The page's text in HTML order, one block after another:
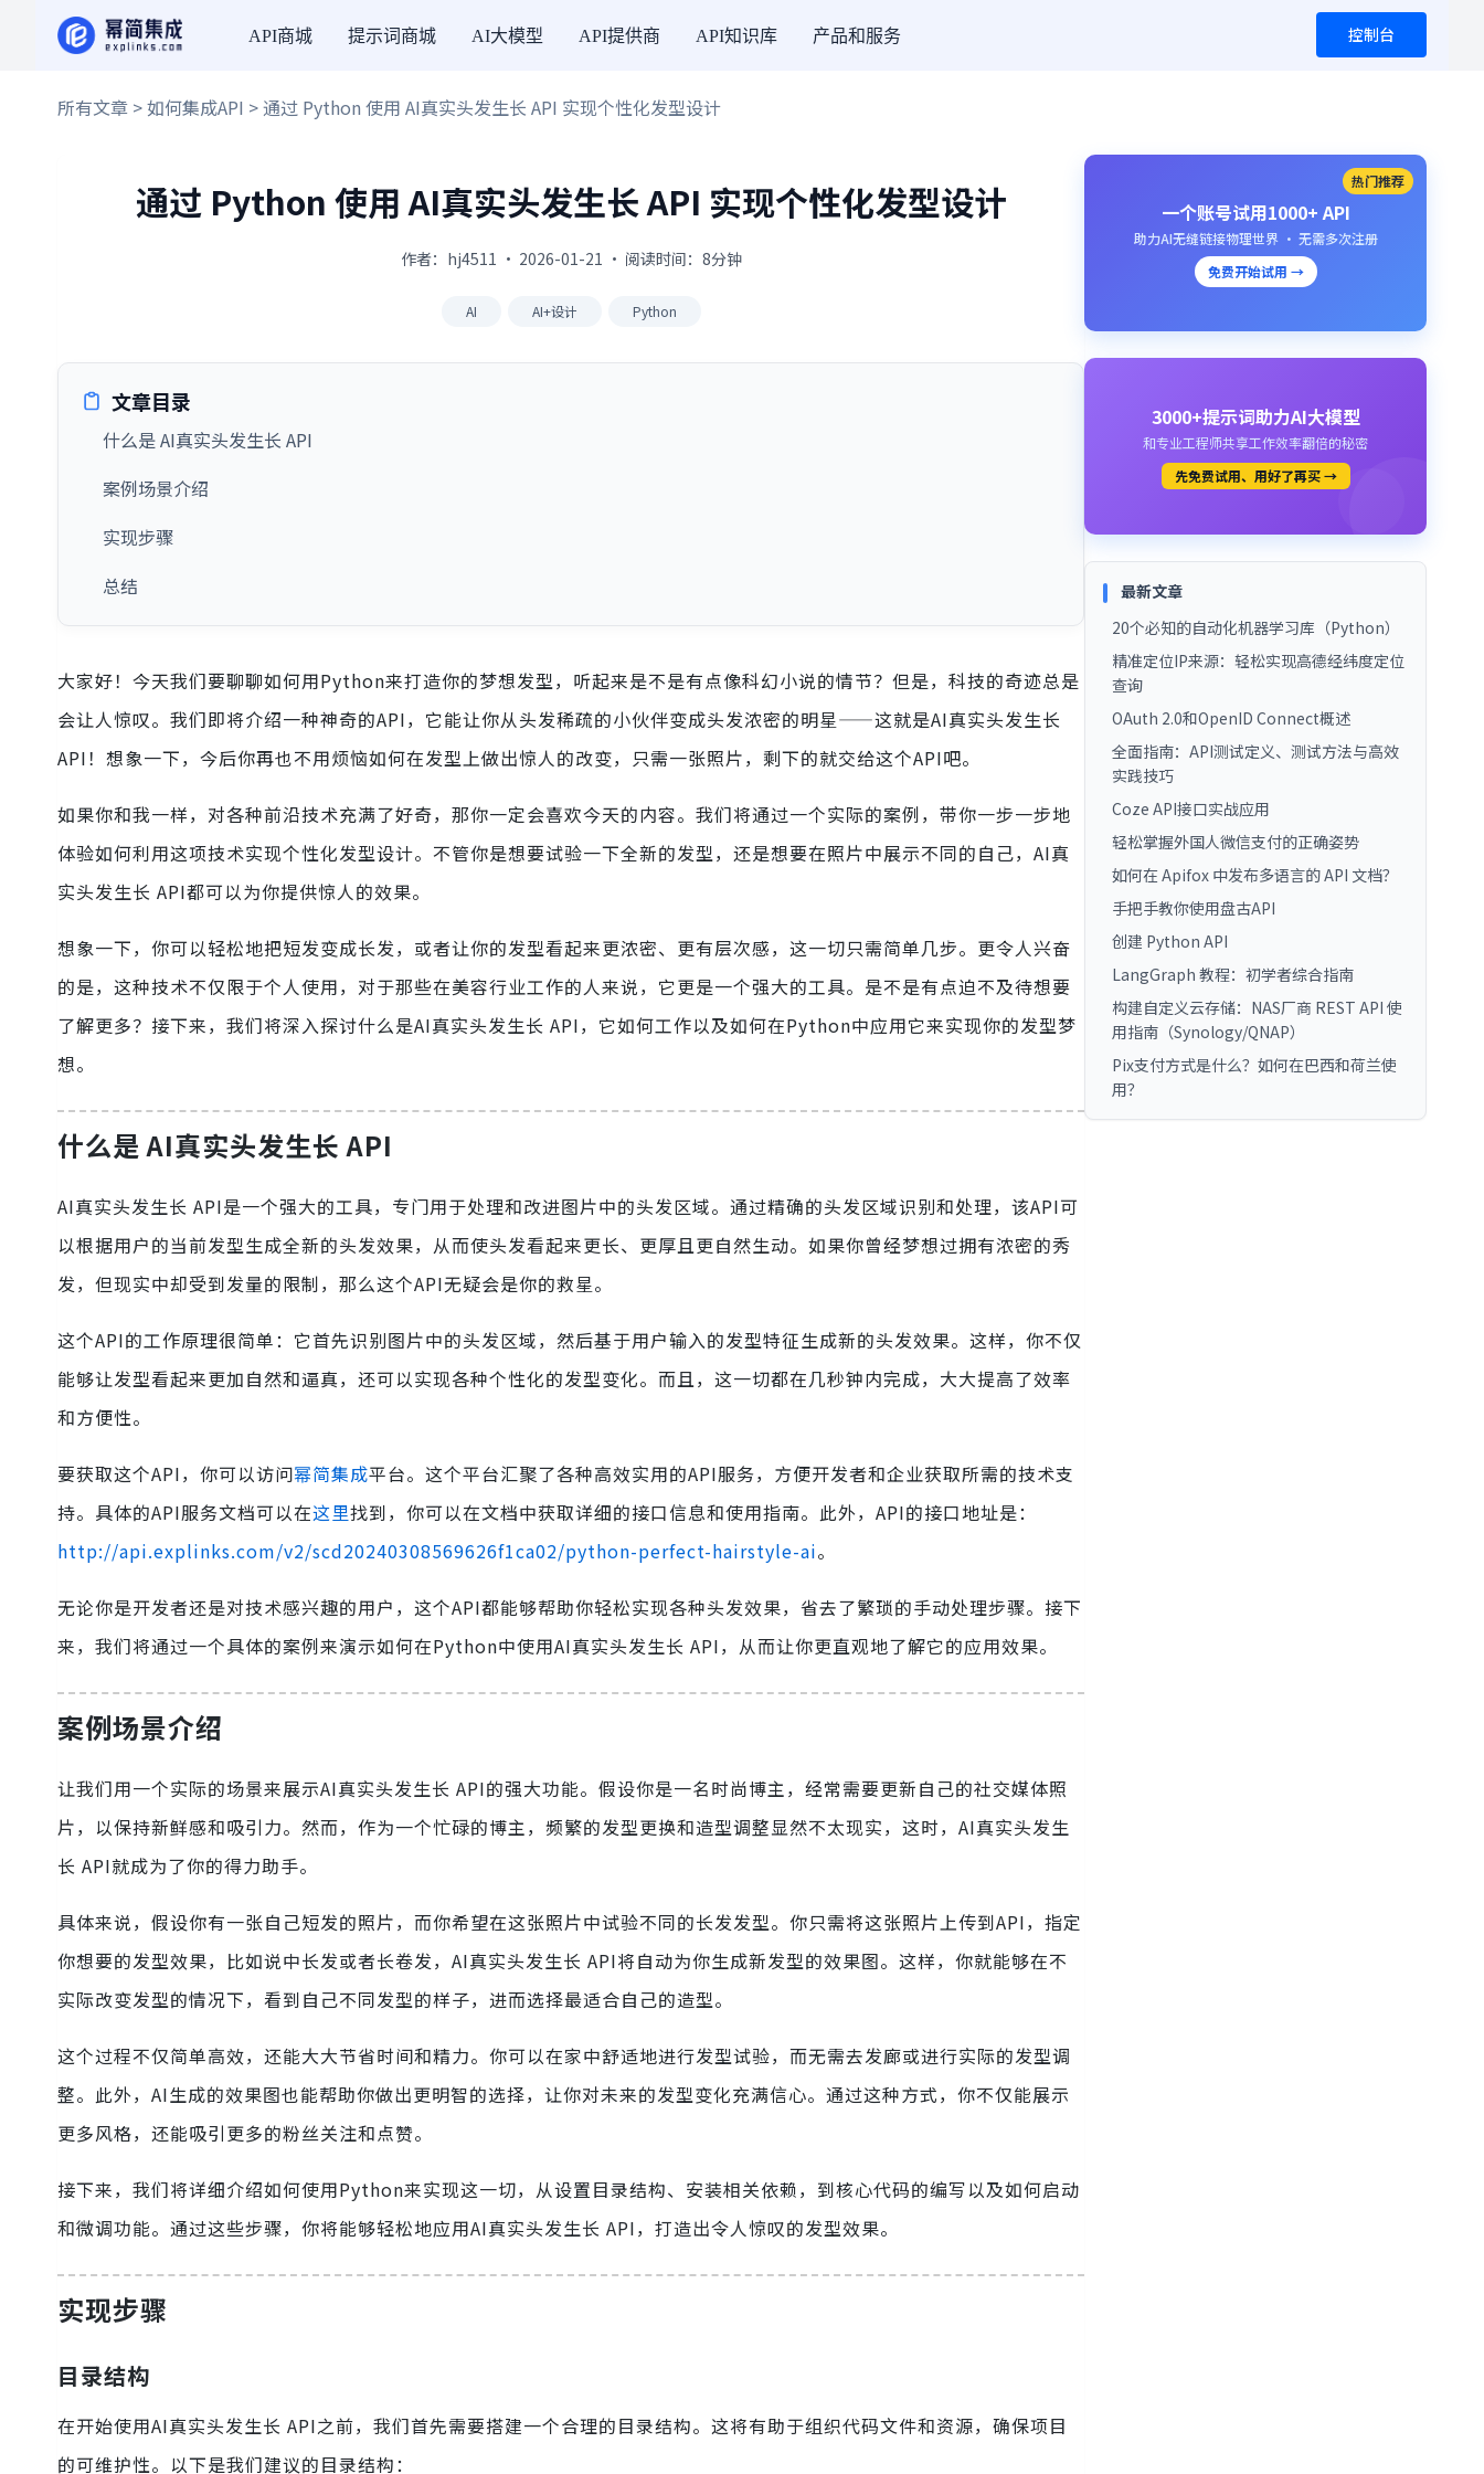
API商城 提示词商城 AI大模型 API提供商 API知识库 产品和服务 控制台
所有文章 >如何集成API > 通过 Python 使用 AI真实头发生长 API 实现个性化发型设计
通过 Python 使用 AI真实头发生长 API 实现个性化发型设计
作者：hj4511 · 2026-01-21 · 阅读时间：8分钟
AI AI+设计 Python
文章目录
什么是 AI真实头发生长 API
案例场景介绍
实现步骤
总结
大家好！今天我们要聊聊如何用Python来打造你的梦想发型，听起来是不是有点像科幻小说的情节？但是，科技的奇迹总是
会让人惊叹。我们即将介绍一种神奇的API，它能让你从头发稀疏的小伙伴变成头发浓密的明星——这就是AI真实头发生长
API！想象一下，今后你再也不用烦恼如何在发型上做出惊人的改变，只需一张照片，剩下的就交给这个API吧。
如果你和我一样，对各种前沿技术充满了好奇，那你一定会喜欢今天的内容。我们将通过一个实际的案例，带你一步一步地
体验如何利用这项技术实现个性化发型设计。不管你是想要试验一下全新的发型，还是想要在照片中展示不同的自己，AI真
实头发生长 API都可以为你提供惊人的效果。
想象一下，你可以轻松地把短发变成长发，或者让你的发型看起来更浓密、更有层次感，这一切只需简单几步。更令人兴奋
的是，这种技术不仅限于个人使用，对于那些在美容行业工作的人来说，它更是一个强大的工具。是不是有点迫不及待想要
了解更多？接下来，我们将深入探讨什么是AI真实头发生长 API，它如何工作以及如何在Python中应用它来实现你的发型梦
想。
什么是 AI真实头发生长 API
AI真实头发生长 API是一个强大的工具，专门用于处理和改进图片中的头发区域。通过精确的头发区域识别和处理，该API可
以根据用户的当前发型生成全新的头发效果，从而使头发看起来更长、更厚且更自然生动。如果你曾经梦想过拥有浓密的秀
发，但现实中却受到发量的限制，那么这个API无疑会是你的救星。
这个API的工作原理很简单：它首先识别图片中的头发区域，然后基于用户输入的发型特征生成新的头发效果。这样，你不仅
能够让发型看起来更加自然和逼真，还可以实现各种个性化的发型变化。而且，这一切都在几秒钟内完成，大大提高了效率
和方便性。
要获取这个API，你可以访问幂简集成平台。这个平台汇聚了各种高效实用的API服务，方便开发者和企业获取所需的技术支
持。具体的API服务文档可以在这里找到，你可以在文档中获取详细的接口信息和使用指南。此外，API的接口地址是：
http://api.explinks.com/v2/scd20240308569626f1ca02/python-perfect-hairstyle-ai。
无论你是开发者还是对技术感兴趣的用户，这个API都能够帮助你轻松实现各种头发效果，省去了繁琐的手动处理步骤。接下
来，我们将通过一个具体的案例来演示如何在Python中使用AI真实头发生长 API，从而让你更直观地了解它的应用效果。
案例场景介绍
让我们用一个实际的场景来展示AI真实头发生长 API的强大功能。假设你是一名时尚博主，经常需要更新自己的社交媒体照
片，以保持新鲜感和吸引力。然而，作为一个忙碌的博主，频繁的发型更换和造型调整显然不太现实，这时，AI真实头发生
长 API就成为了你的得力助手。
具体来说，假设你有一张自己短发的照片，而你希望在这张照片中试验不同的长发发型。你只需将这张照片上传到API，指定
你想要的发型效果，比如说中长发或者长卷发，AI真实头发生长 API将自动为你生成新发型的效果图。这样，你就能够在不
实际改变发型的情况下，看到自己不同发型的样子，进而选择最适合自己的造型。
这个过程不仅简单高效，还能大大节省时间和精力。你可以在家中舒适地进行发型试验，而无需去发廊或进行实际的发型调
整。此外，AI生成的效果图也能帮助你做出更明智的选择，让你对未来的发型变化充满信心。通过这种方式，你不仅能展示
更多风格，还能吸引更多的粉丝关注和点赞。
接下来，我们将详细介绍如何使用Python来实现这一切，从设置目录结构、安装相关依赖，到核心代码的编写以及如何启动
和微调功能。通过这些步骤，你将能够轻松地应用AI真实头发生长 API，打造出令人惊叹的发型效果。
实现步骤
目录结构
在开始使用AI真实头发生长 API之前，我们首先需要搭建一个合理的目录结构。这将有助于组织代码文件和资源，确保项目
的可维护性。以下是我们建议的目录结构：
热门推荐
一个账号试用1000+ API
助力AI无缝链接物理世界 · 无需多次注册
免费开始试用 →
3000+提示词助力AI大模型
和专业工程师共享工作效率翻倍的秘密
先免费试用、用好了再买 →
最新文章
20个必知的自动化机器学习库（Python）
精准定位IP来源：轻松实现高德经纬度定位
查询
OAuth 2.0和OpenID Connect概述
全面指南：API测试定义、测试方法与高效
实践技巧
Coze API接口实战应用
轻松掌握外国人微信支付的正确姿势
如何在 Apifox 中发布多语言的 API 文档？
手把手教你使用盘古API
创建 Python API
LangGraph 教程：初学者综合指南
构建自定义云存储：NAS厂商 REST API 使
用指南（Synology/QNAP）
Pix支付方式是什么？如何在巴西和荷兰使
用？